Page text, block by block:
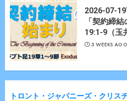
2026-07-
「契約締
19:1-9（玉
3 WEEKS AGO
トロント・ジャパニーズ・クリス